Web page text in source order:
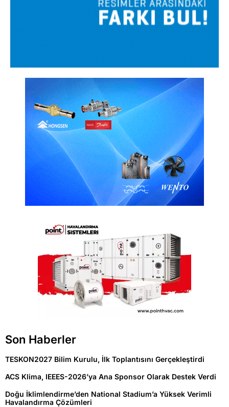
Son Haberler
TESKON2027 Bilim Kurulu, İlk Toplantısını Gerçekleştirdi
ACS Klima, IEEES-2026’ya Ana Sponsor Olarak Destek Verdi
Doğu İklimlendirme’den National Stadium’a Yüksek Verimli
Havalandırma Çözümleri